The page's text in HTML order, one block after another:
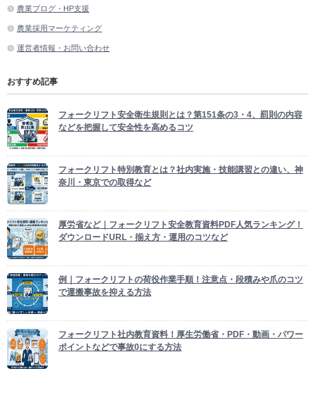
農業ブログ・HP支援
農業採用マーケティング
運営者情報・お問い合わせ
おすすめ記事
フォークリフト安全衛生規則とは？第151条の3・4、罰則の内容
などを把握して安全性を高めるコツ
フォークリフト特別教育とは？社内実施・技能講習との違い、神
奈川・東京での取得など
厚労省など｜フォークリフト安全教育資料PDF人気ランキング！
ダウンロードURL・揃え方・運用のコツなど
例｜フォークリフトの荷役作業手順！注意点・段積みや爪のコツ
で運搬事故を抑える方法
フォークリフト社内教育資料！厚生労働省・PDF・動画・パワー
ポイントなどで事故0にする方法